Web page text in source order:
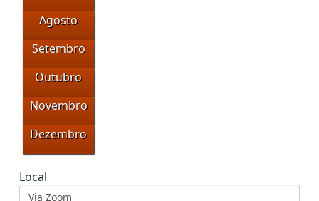
Agosto
Setembro
Outubro
Novembro
Dezembro
Local